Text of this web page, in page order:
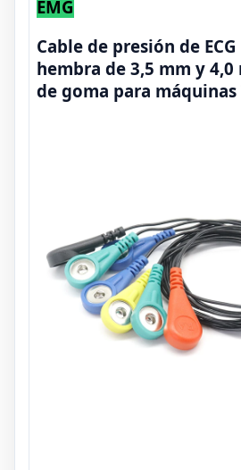
EMG
Cable de presión de
hembra de 3,5 mm y
de goma para máquinas